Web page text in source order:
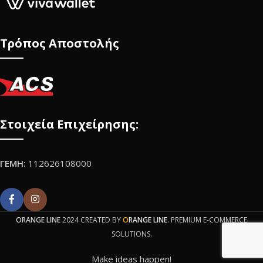
Τρόπος Αποστολής
Στοιχεία Επιχείρησης:
ΓΕΜΗ: 112626108000
ORANGE LINE2024 CREATED BYORANGE LINE. PREMIUM E-COMMERCE
SOLUTIONS.
Make ideas happen!